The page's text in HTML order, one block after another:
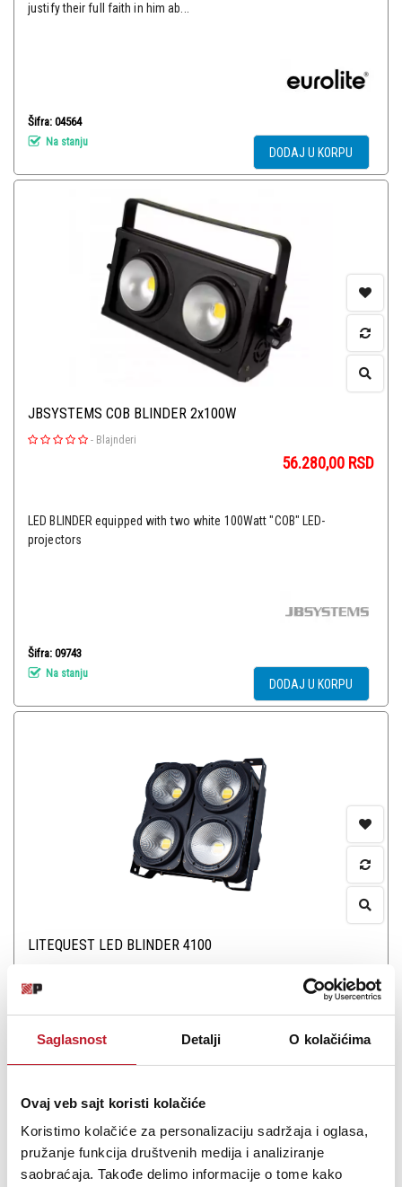
Saglasnost Detalji O kolačićima
Ovaj veb sajt koristi kolačiće
Koristimo kolačiće za personalizaciju sadržaja i oglasa,
pružanje funkcija društvenih medija i analiziranje
saobraćaja. Takođe delimo informacije o tome kako
justify their full faith in him ab...
Šifra: 04564
Na stanju
DODAJ U KORPU
JBSYSTEMS COB BLINDER 2x100W
- Blajnderi
56.280,00 RSD
LED BLINDER equipped with two white 100Watt "COB" LED-
projectors
Šifra: 09743
Na stanju
DODAJ U KORPU
LITEQUEST LED BLINDER 4100
27.000,00RSD
Šifra: 18386